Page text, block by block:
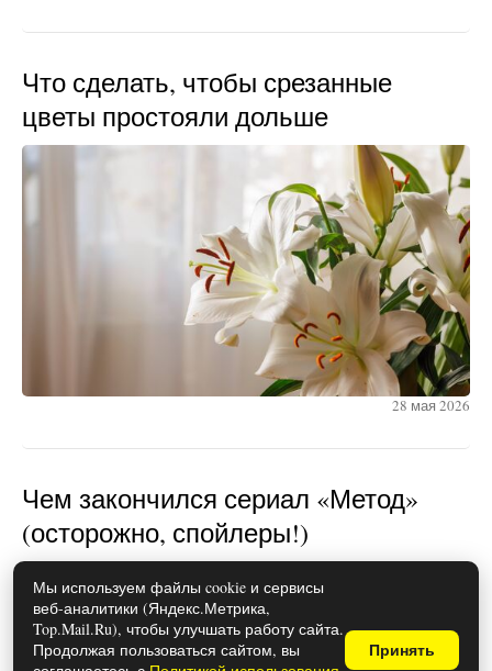
Что сделать, чтобы срезанные
цветы простояли дольше
28 мая 2026
Чем закончился сериал «Метод»
(осторожно, спойлеры!)
Мы используем файлы cookie и сервисы
веб-аналитики (Яндекс.Метрика,
Top.Mail.Ru), чтобы улучшать работу сайта.
Продолжая пользоваться сайтом, вы
Принять